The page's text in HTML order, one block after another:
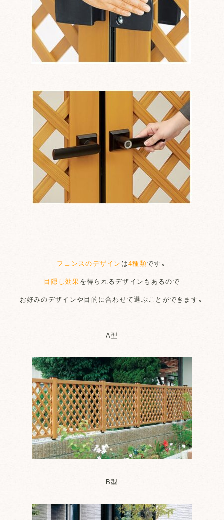
フェンスのデザイン は4種類です。
目隠し効果を得られるデザインもあるので
お好みのデザインや目的に合わせて選ぶことができます。
A型
B型